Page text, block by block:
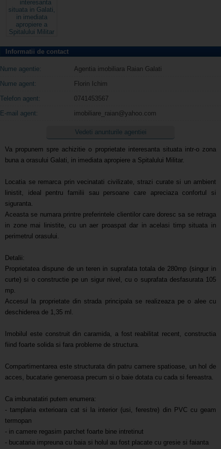
Informatii de contact
Nume agentie:
Agentia imobiliara Raian Galati
Nume agent:
Florin Ichim
Telefon agent:
0741453567
E-mail agent:
imobiliare_raian@yahoo.com
Vedeti anunturile agentiei
Va propunem spre achizitie o proprietate interesanta situata intr-o zona
buna a orasului Galati, in imediata apropiere a Spitalului Militar.
Locatia se remarca prin vecinatati civilizate, strazi curate si un ambient
linistit, ideal pentru familii sau persoane care apreciaza confortul si
siguranta.
Aceasta se numara printre preferintele clientilor care doresc sa se retraga
in zone mai linistite, cu un aer proaspat dar in acelasi timp situata in
perimetrul orasului.
Detalii:
Proprietatea dispune de un teren in suprafata totala de 280mp (singur in
curte) si o constructie pe un sigur nivel, cu o suprafata desfasurata 105
mp.
Accesul la proprietate din strada principala se realizeaza pe o alee cu
deschiderea de 1,35 ml.
Imobilul este construit din caramida, a fost reabilitat recent, constructia
fiind foarte solida si fara probleme de structura.
Compartimentarea este structurata din patru camere spatioase, un hol de
acces, bucatarie generoasa precum si o baie dotata cu cada si fereastra.
Ca imbunatatiri putem enumera:
- tamplaria exterioara cat si la interior (usi, ferestre) din PVC cu geam
termopan
- in camere regasim parchet foarte bine intretinut
- bucataria impreuna cu baia si holul au fost placate cu gresie si faianta